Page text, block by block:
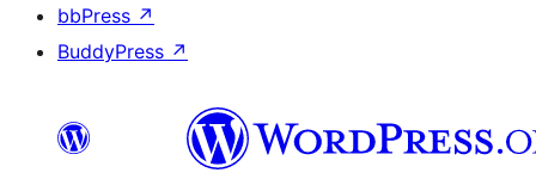
bbPress ↗
BuddyPress ↗